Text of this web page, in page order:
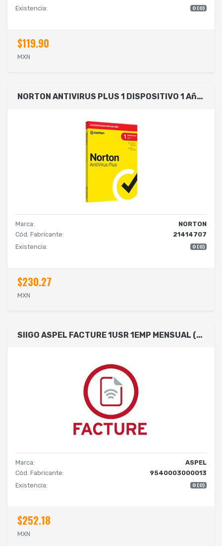
Existencia:
0 (0)
$119.90
MXN
NORTON ANTIVIRUS PLUS 1 DISPOSITIVO 1 AñO (CAJA)
Marca:
NORTON
Cód. Fabricante:
21414707
Existencia:
0 (0)
$230.27
MXN
SIIGO ASPEL FACTURE 1USR 1EMP MENSUAL (ELECTRONICO)
Marca:
ASPEL
Cód. Fabricante:
9540003000013
Existencia:
0 (0)
$252.18
MXN